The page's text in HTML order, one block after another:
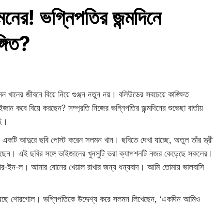
ভগ্নিপতির জন্মদিনে
জীবনে বিয়ে নিয়ে গুঞ্জন নতুন নয়। বলিউডের সবচেয়ে কাঙ্ক্ষিত
কবে বিয়ে করছেন? সম্প্রতি নিজের ভগ্নিপতির জন্মদিনের শুভেছা বার্তায়
আদুরে ছবি পোস্ট করেন সলমন খান। ছবিতে দেখা যাচ্ছে, অতুল তাঁর স্ত্রী
এই ছবির সঙ্গে ভাইজানের খুনসুটি ভরা ক্যাপশনটি নজর কেড়েছে সকলের।
ইন-ল। আমার বোনের খেয়াল রাখার জন্য ধন্যবাদ। আমি তোমায় ভালবাসি
শোরগোল। ভগ্নিপতিকে উদ্দেশ্য করে সলমন লিখেছেন, ‘একদিন আমিও